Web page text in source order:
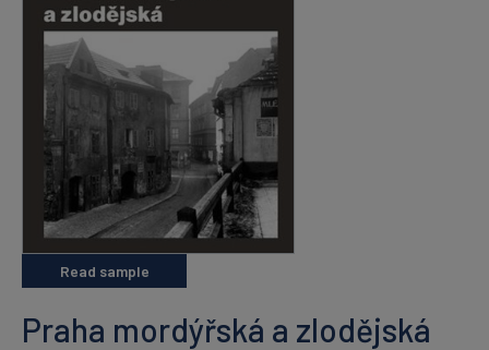
Praha mordýřská a zlodějská
Read sample